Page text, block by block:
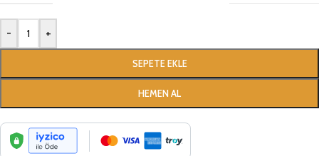
- +
SEPETE EKLE
HEMEN AL